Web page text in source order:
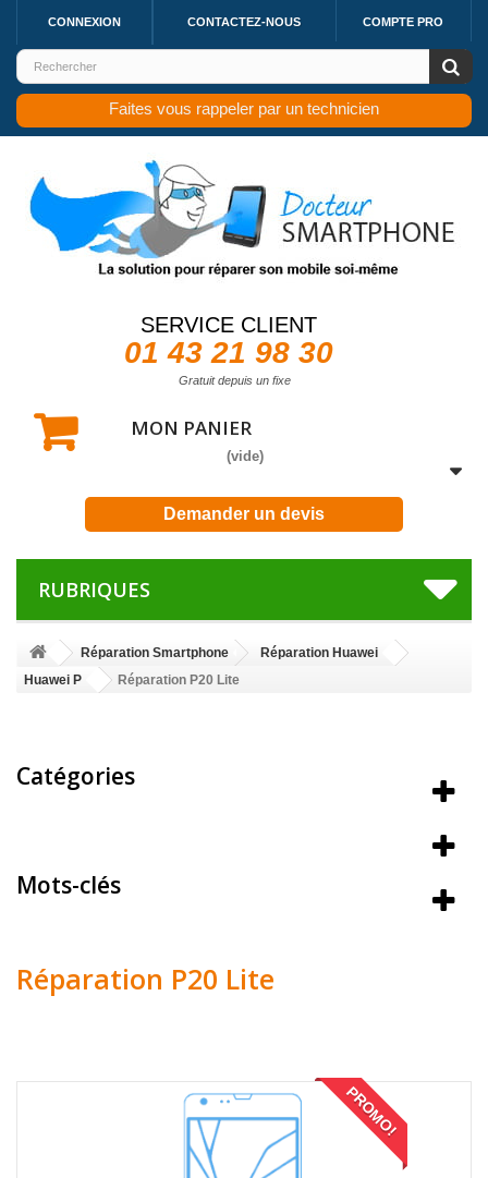
CONNEXION CONTACTEZ-NOUS COMPTE PRO
Faites vous rappeler par un technicien
SERVICE CLIENT
01 43 21 98 30
Gratuit depuis un fixe
MON PANIER
(vide)
Demander un devis
RUBRIQUES
Réparation Smartphone
Réparation Huawei
Huawei P
Réparation P20 Lite
Catégories
Mots-clés
Réparation P20 Lite
PROMO!